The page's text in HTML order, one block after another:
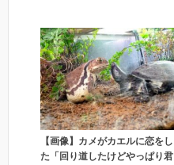
【画像】カメがカエルに恋をし
た「回り道したけどやっぱり君